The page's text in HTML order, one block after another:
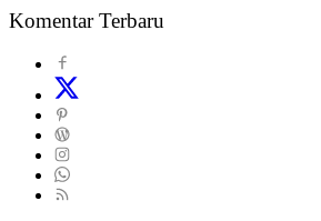
Komentar Terbaru